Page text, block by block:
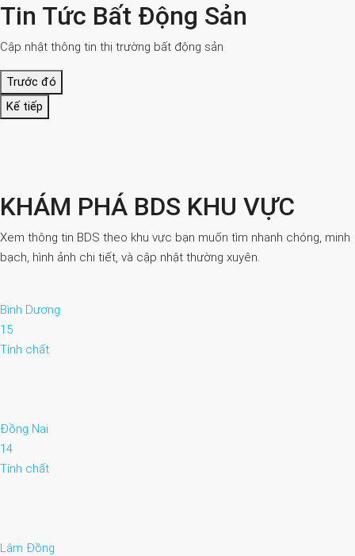
Tin Tức Bất Động Sản
Cập nhật thông tin thị trường bất động sản
Trước đó
Kế tiếp
KHÁM PHÁ BDS KHU VỰC
Xem thông tin BDS theo khu vực bạn muốn tìm nhanh chóng, minh
bạch, hình ảnh chi tiết, và cập nhật thường xuyên.
Bình Dương
15
Tính chất
Đồng Nai
14
Tính chất
Lâm Đồng